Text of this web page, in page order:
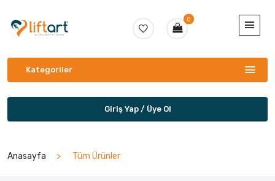
0
Kategoriler
Giriş Yap / Üye Ol
Anasayfa Tüm Ürünler